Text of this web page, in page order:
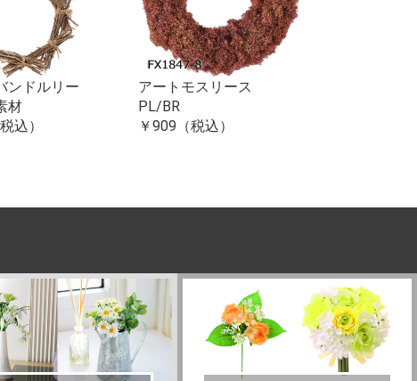
ンドルリー
材
込）
アートモスリース
PL/BR
￥909（税込）